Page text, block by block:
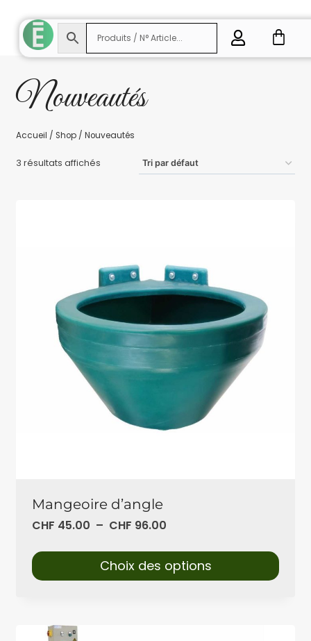
Nouveautés
Accueil / Shop / Nouveautés
3 résultats affichés
Mangeoire d’angle
CHF 45.00 – CHF 96.00
Choix des options